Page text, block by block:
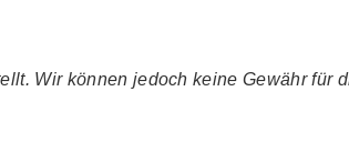
Wir können jedoch keine Gewähr für